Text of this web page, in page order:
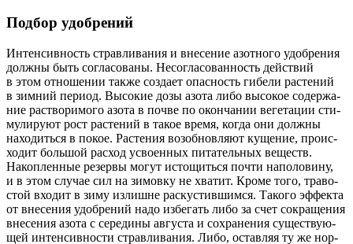
Подбор удобрений
Интен­сив­ность страв­ли­ва­ния и вне­се­ние азот­но­го удоб­ре­ния
долж­ны быть согла­со­ва­ны. Несо­гла­со­ван­ность дей­ствий
в этом отно­ше­нии так­же созда­ет опас­ность гибе­ли рас­те­ний
в зим­ний пери­од. Высо­кие дозы азо­та либо высо­кое содер­жа­
ние рас­тво­ри­мо­го азо­та в поч­ве по окон­ча­нии веге­та­ции сти­
му­ли­ру­ют рост рас­те­ний в такое вре­мя, когда они долж­ны
нахо­дить­ся в покое. Расте­ния воз­об­нов­ля­ют куще­ние, про­ис­
хо­дит боль­шой рас­ход усво­ен­ных пита­тель­ных веществ.
Накоп­лен­ные резер­вы могут исто­щить­ся почти напо­ло­ви­ну,
и в этом слу­чае сил на зимов­ку не хва­тит. Кро­ме того, тра­во­
стой вхо­дит в зиму излишне рас­ку­стив­шим­ся. Тако­го эффек­та
от вне­се­ния удоб­ре­ний надо избе­гать либо за счет сокра­ще­ния
вне­се­ния азо­та с сере­ди­ны авгу­ста и сохра­не­ния суще­ству­ю­
щей интен­сивности страв­ли­ва­ния. Либо, остав­ляя ту же нор­